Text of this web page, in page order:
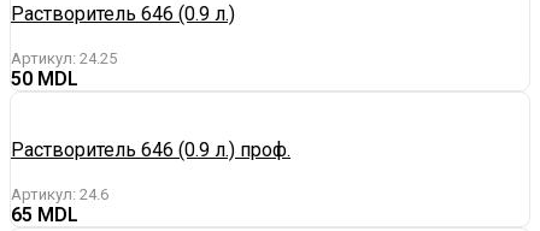
Растворитель 646 (0.9 л.)
Артикул: 24.25
50
Растворитель 646 (0.9 л.) проф.
Артикул: 24.6
65